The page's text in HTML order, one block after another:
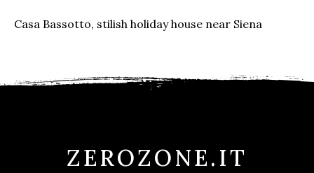
Casa Bassotto, stilish holiday house near Siena
ZEROZONE.IT